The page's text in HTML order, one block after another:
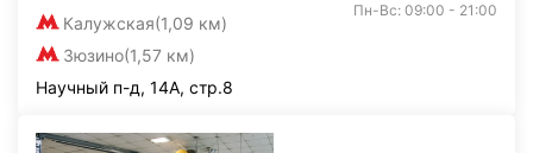
Калужская(1,09 км)
Зюзино(1,57 км)
Пн-Вс: 09:00 - 21:00
Научный п-д, 14А, стр.8